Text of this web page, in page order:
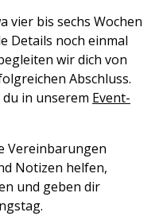
vier bis sechs Wochen
Details noch einmal
wir dich von
Abschluss.
in unserem Event-
Vereinbarungen
Notizen helfen,
und geben dir